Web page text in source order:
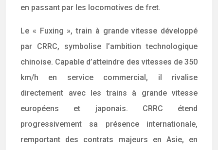
en passant par les locomotives de fret.
Le « Fuxing », train à grande vitesse développé
par CRRC, symbolise l’ambition technologique
chinoise. Capable d’atteindre des vitesses de 350
km/h en service commercial, il rivalise
directement avec les trains à grande vitesse
européens et japonais. CRRC étend
progressivement sa présence internationale,
remportant des contrats majeurs en Asie, en